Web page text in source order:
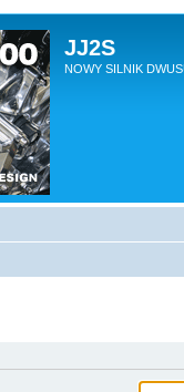
JJ2S
NOWY SILNIK